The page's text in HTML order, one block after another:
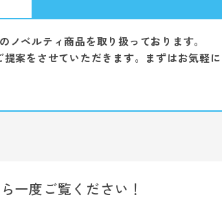
ノベルティ商品を取り扱っております。
案をさせていただきます。まずはお気軽に
一度ご覧ください！